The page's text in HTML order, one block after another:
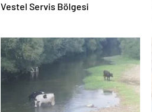
Vestel Servis Bölgesi